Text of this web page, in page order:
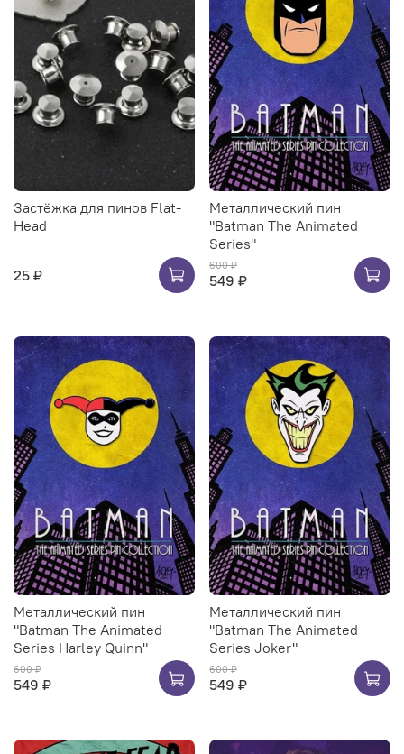
Застёжка для пинов Flat-
Head
25 ₽
Металлический пин
"Batman The Animated
Series"
600 ₽
549 ₽
Металлический пин
"Batman The Animated
Series Harley Quinn"
600 ₽
549 ₽
Металлический пин
"Batman The Animated
Series Joker"
600 ₽
549 ₽